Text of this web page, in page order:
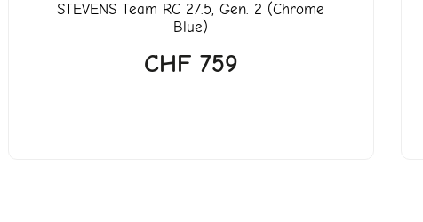
STEVENS Team RC 27.5, Gen. 2 (Chrome
Blue)
CHF759